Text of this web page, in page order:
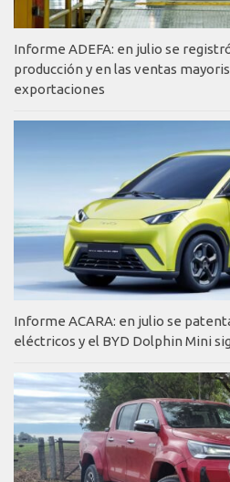
Informe ADEFA: en julio se
producción y en las ventas
exportaciones
Informe ACARA: en julio se
eléctricos y el BYD Dolphin Mini